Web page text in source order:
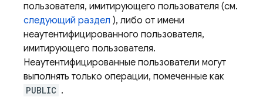
пользователя, имитирующего пользователя (см.
следующий раздел ), либо от имени
неаутентифицированного пользователя,
имитирующего пользователя.
Неаутентифицированные пользователи могут
выполнять только операции, помеченные как
PUBLIC .